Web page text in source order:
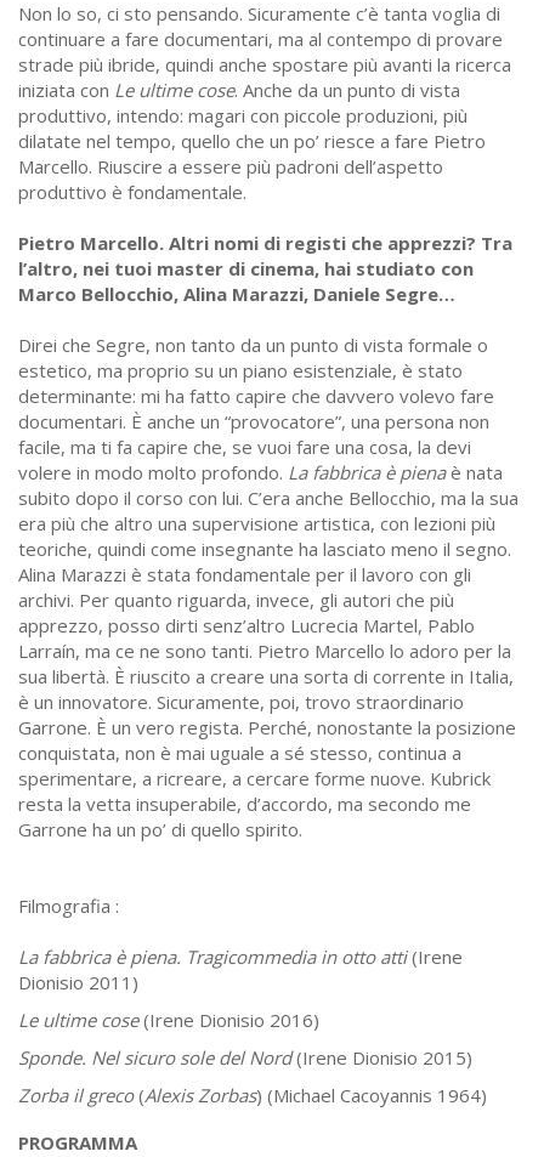
Non lo so, ci sto pensando. Sicuramente c’è tanta voglia di
continuare a fare documentari, ma al contempo di provare
strade più ibride, quindi anche spostare più avanti la ricerca
iniziata con Le ultime cose. Anche da un punto di vista
produttivo, intendo: magari con piccole produzioni, più
dilatate nel tempo, quello che un po’ riesce a fare Pietro
Marcello. Riuscire a essere più padroni dell’aspetto
produttivo è fondamentale.
Pietro Marcello. Altri nomi di registi che apprezzi? Tra
l’altro, nei tuoi master di cinema, hai studiato con
Marco Bellocchio, Alina Marazzi, Daniele Segre…
Direi che Segre, non tanto da un punto di vista formale o
estetico, ma proprio su un piano esistenziale, è stato
determinante: mi ha fatto capire che davvero volevo fare
documentari. È anche un “provocatore”, una persona non
facile, ma ti fa capire che, se vuoi fare una cosa, la devi
volere in modo molto profondo. La fabbrica è pienaè nata
subito dopo il corso con lui. C’era anche Bellocchio, ma la sua
era più che altro una supervisione artistica, con lezioni più
teoriche, quindi come insegnante ha lasciato meno il segno.
Alina Marazzi è stata fondamentale per il lavoro con gli
archivi. Per quanto riguarda, invece, gli autori che più
apprezzo, posso dirti senz’altro Lucrecia Martel, Pablo
Larraín, ma ce ne sono tanti. Pietro Marcello lo adoro per la
sua libertà. È riuscito a creare una sorta di corrente in Italia,
è un innovatore. Sicuramente, poi, trovo straordinario
Garrone. È un vero regista. Perché, nonostante la posizione
conquistata, non è mai uguale a sé stesso, continua a
sperimentare, a ricreare, a cercare forme nuove. Kubrick
resta la vetta insuperabile, d’accordo, ma secondo me
Garrone ha un po’ di quello spirito.
Filmografia :
La fabbrica è piena. Tragicommedia in otto atti(Irene
Dionisio 2011)
Le ultime cose(Irene Dionisio 2016)
Sponde. Nel sicuro sole del Nord(Irene Dionisio 2015)
Zorba il greco(Alexis Zorbas) (Michael Cacoyannis 1964)
PROGRAMMA